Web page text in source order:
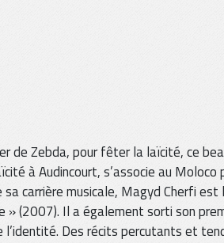
de Zebda, pour fêter la laïcité, ce
à Audincourt, s’associe au Moloco
carrière musicale, Magyd Cherfi est
(2007). Il a également sorti son
Des récits percutants et